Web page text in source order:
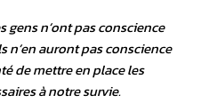
gens n’ont pas conscience
n’en auront pas conscience
de mettre en place les
à notre survie.